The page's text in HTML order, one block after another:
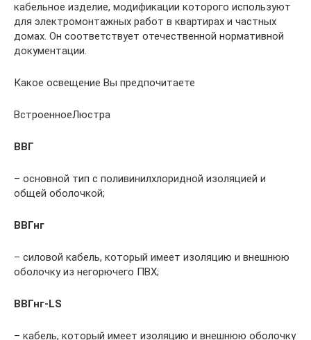
кабельное изделие, модификации которого используют
для электромонтажных работ в квартирах и частных
домах. Он соответствует отечественной нормативной
документации.
Какое освещение Вы предпочитаете
ВстроенноеЛюстра
ВВГ
– основной тип с поливинилхлоридной изоляцией и
общей оболочкой;
ВВГнг
– силовой кабель, который имеет изоляцию и внешнюю
оболочку из негорючего ПВХ;
ВВГнг-LS
– кабель, который имеет изоляцию и внешнюю оболочку